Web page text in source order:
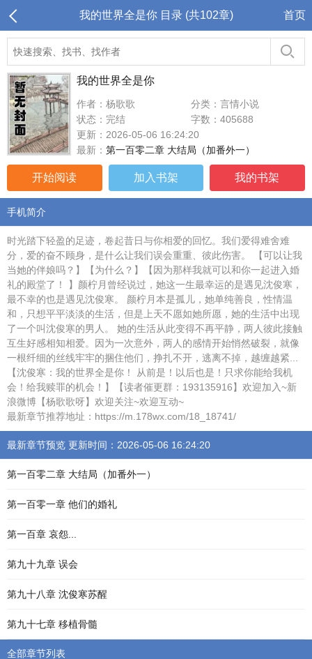
我的世界全是你 目录 (共102章) 首页
我的世界全是你
作者：杨歌歌
分类：言情小说
状态：完结
字数：405688
更新：2026-05-06 16:24:20
最新： 第一百零二章 大结局（加番外一）
开始阅读 加入书架 我的书架
手机简介
时光踏下轻盈的足迹，卷起昔日与你相爱的回忆。我们爱得难舍难
分，爱的奋不顾身，是什么让我们误会重重、彼此伤害。 【可以让我
当她的伴娘吗？】【为什么？】【因为那样我就可以和你一起进入婚
礼的殿堂了！ 】颜柠月曾经说过，她这一生最幸运的是遇见沈俊寒，
最不幸的也是遇见沈俊寒。 颜柠月本是孤儿，她单纯善良，性情温
和，只想平平淡淡的生活，但是上天不愿如她所愿，她的生活中出现
了一个叫沈俊寒的男人。 她的生活从此变得不再平静，两人彼此接触
互生好感相知相爱。因为一次意外，两人的感情开始悄然破裂，就像
一根纤细的丝线牢牢的捆住他们，挣扎不开，逃离不掉，越缠越紧...
【沈俊寒：我的世界全是你！ 从前是！以后也是！只求你能给我机
会！给我赎罪的机会！】【读者催更群：193135916】欢迎加入~新
浪微博【杨歌歌呀】欢迎关注~欢迎互动~
最新章节推荐地址：https://m.178wx.com/18_18741/
最新章节预览 更新时间：2026-05-06 16:24:20
第一百零二章 大结局（加番外一）
第一百零一章 他们的婚礼
第一百章 哀怨...
第九十九章 误会
第九十八章 沈俊寒苏醒
第九十七章 移植骨髓
全部章节列表